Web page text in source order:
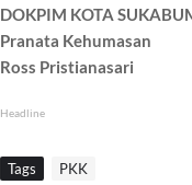
DOKPIM KOTA
Pranata Kehumasan
Ross Pristianasari
Headline
Tags PKK